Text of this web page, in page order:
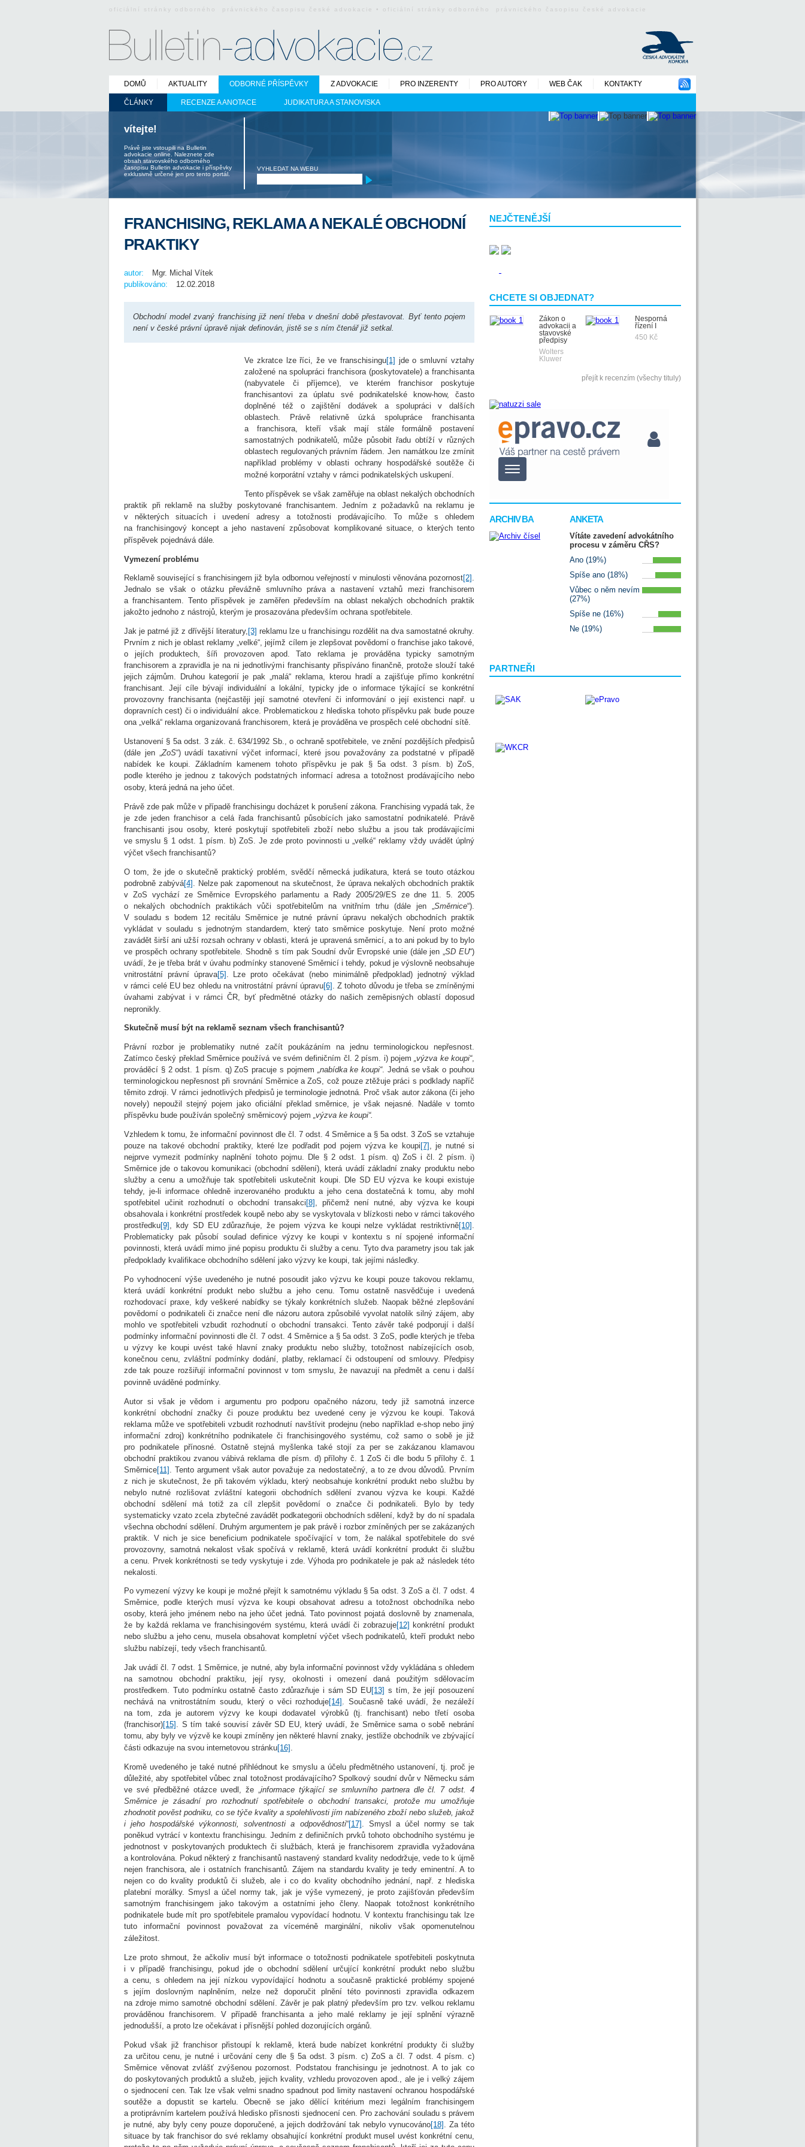
oficiální stránky odborného právnického časopisu české advokacie • oficiální stránky odborného právnického časopisu české advokacie
DOMŮ AKTUALITY ODBORNÉ PŘÍSPĚVKY
ČLÁNKY RECENZE A ANOTACE JUDIKATURA A STANOVISKA
Z ADVOKACIE PRO INZERENTY PRO AUTORY WEB ČAK KONTAKTY
vítejte!
Právě jste vstoupili na Bulletin
advokacie online. Naleznete zde
obsah stavovského odborného
časopisu Bulletin advokacie i příspěvky
exklusivně určené jen pro tento portál.
VYHLEDAT NA WEBU
NEJČTENĚJŠÍ
CHCETE SI OBJEDNAT?
Zákon o
advokacii a
stavovské
předpisy
Wolters
Kluwer
Nesporná
řízení I
450 Kč
přejít k recenzím (všechy tituly)
ARCHIV BA ANKETA
Vítáte zavedení advokátního
procesu v záměru CŘS?
Ano (19%)
Spíše ano (18%)
Vůbec o něm nevím
(27%)
Spíše ne (16%)
Ne (19%)
PARTNEŘI
FRANCHISING, REKLAMA A NEKALÉ OBCHODNÍ
PRAKTIKY
autor:
Mgr. Michal Vítek
publikováno:
12.02.2018
Obchodní model zvaný franchising již není třeba v dnešní době přestavovat. Byť tento pojem
není v české právní úpravě nijak definován, jistě se s ním čtenář již setkal.
Ve zkratce lze říci, že ve franschisingu[1] jde o smluvní vztahy
založené na spolupráci franchisora (poskytovatele) a franchisanta
(nabyvatele či příjemce), ve kterém franchisor poskytuje
franchisantovi za úplatu své podnikatelské know-how, často
doplněné též o zajištění dodávek a spolupráci v dalších
oblastech. Právě relativně úzká spolupráce franchisanta
a franchisora, kteří však mají stále formálně postavení
samostatných podnikatelů, může působit řadu obtíží v různých
oblastech regulovaných právním řádem. Jen namátkou lze zmínit
například problémy v oblasti ochrany hospodářské soutěže či
možné korporátní vztahy v rámci podnikatelských uskupení.
Tento příspěvek se však zaměřuje na oblast nekalých obchodních
praktik při reklamě na služby poskytované franchisantem. Jedním z požadavků na reklamu je
v některých situacích i uvedení adresy a totožnosti prodávajícího. To může s ohledem
na franchisingový koncept a jeho nastavení způsobovat komplikované situace, o kterých tento
příspěvek pojednává dále
Vymezení problému
Reklamě související s franchisingem již byla odbornou veřejností v minulosti věnována pozornost[2] .
Jednalo se však o otázku převážně smluvního práva a nastavení vztahů mezi franchisorem
a franchisantem. Tento příspěvek je zaměřen především na oblast nekalých obchodních praktik
jakožto jednoho z nástrojů, kterým je prosazována především ochrana spotřebitele.
Jak je patrné již z dřívější literatury, [3] reklamu lze u franchisingu rozdělit na dva samostatné okruhy.
Prvním z nich je oblast reklamy „velké“, jejímž cílem je zlepšovat povědomí o franchise jako takové,
o jejích produktech, šíři provozoven apod. Tato reklama je prováděna typicky samotným
franchisorem a zpravidla je na ni jednotlivými franchisanty přispíváno finančně, protože slouží také
jejich zájmům. Druhou kategorií je pak „malá“ reklama, kterou hradí a zajišťuje přímo konkrétní
franchisant. Její cíle bývají individuální a lokální, typicky jde o informace týkající se konkrétní
provozovny franchisanta (nejčastěji její samotné otevření či informování o její existenci např. u
dopravních cest) či o individuální akce. Problematickou z hlediska tohoto příspěvku pak bude pouze
ona „velká“ reklama organizovaná franchisorem, která je prováděna ve prospěch celé obchodní sítě.
Ustanovení § 5a odst. 3 zák. č. 634/1992 Sb., o ochraně spotřebitele, ve znění pozdějších předpisů
(dále jen „ ZoS“) uvádí taxativní výčet informací, které jsou považovány za podstatné v případě
nabídek ke koupi. Základním kamenem tohoto příspěvku je pak § 5a odst. 3 písm. b) ZoS,
podle kterého je jednou z takových podstatných informací adresa a totožnost prodávajícího nebo
osoby, která jedná na jeho účet.
Právě zde pak může v případě franchisingu docházet k porušení zákona. Franchising vypadá tak, že
je zde jeden franchisor a celá řada franchisantů působících jako samostatní podnikatelé. Právě
franchisanti jsou osoby, které poskytují spotřebiteli zboží nebo službu a jsou tak prodávajícími
ve smyslu § 1 odst. 1 písm. b) ZoS. Je zde proto povinnosti u „velké“ reklamy vždy uvádět úplný
výčet všech franchisantů?
O tom, že jde o skutečně praktický problém, svědčí německá judikatura, která se touto otázkou
podrobně zabývá[4] . Nelze pak zapomenout na skutečnost, že úprava nekalých obchodních praktik
v ZoS vychází ze Směrnice Evropského parlamentu a Rady 2005/29/ES ze dne 11. 5. 2005
o nekalých obchodních praktikách vůči spotřebitelům na vnitřním trhu (dále jen „ Směrnice“).
V souladu s bodem 12 recitálu Směrnice je nutné právní úpravu nekalých obchodních praktik
vykládat v souladu s jednotným standardem, který tato směrnice poskytuje. Není proto možné
zavádět širší ani užší rozsah ochrany v oblasti, která je upravená směrnicí, a to ani pokud by to bylo
ve prospěch ochrany spotřebitele. Shodně s tím pak Soudní dvůr Evropské unie (dále jen „SD EU“)
uvádí, že je třeba brát v úvahu podmínky stanovené Směrnicí i tehdy, pokud je výslovně neobsahuje
vnitrostátní právní úprava[5] . Lze proto očekávat (nebo minimálně předpoklad) jednotný výklad
v rámci celé EU bez ohledu na vnitrostátní právní úpravu[6] . Z tohoto důvodu je třeba se zmíněnými
úvahami zabývat i v rámci ČR, byť předmětné otázky do našich zeměpisných oblastí doposud
nepronikly.
Skutečně musí být na reklamě seznam všech franchisantů?
Právní rozbor je problematiky nutné začít poukázáním na jednu terminologickou nepřesnost.
Zatímco český překlad Směrnice používá ve svém definičním čl. 2 písm. i) pojem„výzva ke koupi“,
prováděcí § 2 odst. 1 písm. q) ZoS pracuje s pojmem „nabídka ke koupi“. Jedná se však o pouhou
terminologickou nepřesnost při srovnání Směrnice a ZoS, což pouze ztěžuje práci s podklady napříč
těmito zdroji. V rámci jednotlivých předpisů je terminologie jednotná. Proč však autor zákona (či jeho
novely) nepoužil stejný pojem jako oficiální překlad směrnice, je však nejasné. Nadále v tomto
příspěvku bude používán společný směrnicový pojem „výzva ke koupi“.
Vzhledem k tomu, že informační povinnost dle čl. 7 odst. 4 Směrnice a § 5a odst. 3 ZoS se vztahuje
pouze na takové obchodní praktiky, které lze podřadit pod pojem výzva ke koupi [7]
, je nutné si
nejprve vymezit podmínky naplnění tohoto pojmu. Dle § 2 odst. 1 písm. q) ZoS i čl. 2 písm. i)
Směrnice jde o takovou komunikaci (obchodní sdělení), která uvádí základní znaky produktu nebo
služby a cenu a umožňuje tak spotřebiteli uskutečnit koupi. Dle SD EU výzva ke koupi existuje
tehdy, je-li informace ohledně inzerovaného produktu a jeho cena dostatečná k tomu, aby mohl
spotřebitel učinit rozhodnutí o obchodní transakci [8]
, přičemž není nutné, aby výzva ke koupi
obsahovala i konkrétní prostředek koupě nebo aby se vyskytovala v blízkosti nebo v rámci takového
prostředku[9] , kdy SD EU zdůrazňuje, že pojem výzva ke koupi nelze vykládat restriktivně[10]
Problematicky pak působí soulad definice výzvy ke koupi v kontextu s ní spojené informační
povinnosti, která uvádí mimo jiné popisu produktu či služby a cenu. Tyto dva parametry jsou tak jak
předpoklady kvalifikace obchodního sdělení jako výzvy ke koupi, tak jejími následky.
Po vyhodnocení výše uvedeného je nutné posoudit jako výzvu ke koupi pouze takovou reklamu,
která uvádí konkrétní produkt nebo službu a jeho cenu. Tomu ostatně nasvědčuje i uvedená
rozhodovací praxe, kdy veškeré nabídky se týkaly konkrétních služeb. Naopak běžné zlepšování
povědomí o podnikateli či značce není dle názoru autora způsobilé vyvolat natolik silný zájem, aby
mohlo ve spotřebiteli vzbudit rozhodnutí o obchodní transakci. Tento závěr také podporují i další
podmínky informační povinnosti dle čl. 7 odst. 4 Směrnice a § 5a odst. 3 ZoS, podle kterých je třeba
u výzvy ke koupi uvést také hlavní znaky produktu nebo služby, totožnost nabízejících osob,
konečnou cenu, zvláštní podmínky dodání, platby, reklamací či odstoupení od smlouvy. Předpisy
zde tak pouze rozšiřují informační povinnost v tom smyslu, že navazují na předmět a cenu i další
povinně uváděné podmínky.
Autor si však je vědom i argumentu pro podporu opačného názoru, tedy již samotná inzerce
konkrétní obchodní značky či pouze produktu bez uvedené ceny je výzvou ke koupi. Taková
reklama může ve spotřebiteli vzbudit rozhodnutí navštívit prodejnu (nebo například e-shop nebo jiný
informační zdroj) konkrétního podnikatele či franchisingového systému, což samo o sobě je již
pro podnikatele přínosné. Ostatně stejná myšlenka také stojí za per se zakázanou klamavou
obchodní praktikou zvanou vábivá reklama dle písm. d) přílohy č. 1 ZoS či dle bodu 5 přílohy č. 1
Směrnice[11] . Tento argument však autor považuje za nedostatečný, a to ze dvou důvodů. Prvním
z nich je skutečnost, že při takovém výkladu, který neobsahuje konkrétní produkt nebo službu by
nebylo nutné rozlišovat zvláštní kategorii obchodních sdělení zvanou výzva ke koupi. Každé
obchodní sdělení má totiž za cíl zlepšit povědomí o značce či podnikateli. Bylo by tedy
systematicky vzato zcela zbytečné zavádět podkategorii obchodních sdělení, když by do ní spadala
všechna obchodní sdělení. Druhým argumentem je pak právě i rozbor zmíněných per se zakázaných
praktik. V nich je sice beneficium podnikatele spočívající v tom, že nalákal spotřebitele do své
provozovny, samotná nekalost však spočívá v reklamě, která uvádí konkrétní produkt či službu
a cenu. Prvek konkrétnosti se tedy vyskytuje i zde. Výhoda pro podnikatele je pak až následek této
nekalosti.
Po vymezení výzvy ke koupi je možné přejít k samotnému výkladu § 5a odst. 3 ZoS a čl. 7 odst. 4
Směrnice, podle kterých musí výzva ke koupi obsahovat adresu a totožnost obchodníka nebo
osoby, která jeho jménem nebo na jeho účet jedná. Tato povinnost pojatá doslovně by znamenala,
že by každá reklama ve franchisingovém systému, která uvádí či zobrazuje[12] konkrétní produkt
nebo službu a jeho cenu, musela obsahovat kompletní výčet všech podnikatelů, kteří produkt nebo
službu nabízejí, tedy všech franchisantů.
Jak uvádí čl. 7 odst. 1 Směrnice, je nutné, aby byla informační povinnost vždy vykládána s ohledem
na samotnou obchodní praktiku, její rysy, okolnosti i omezení daná použitým sdělovacím
prostředkem. Tuto podmínku ostatně často zdůrazňuje i sám SD EU[13] s tím, že její posouzení
nechává na vnitrostátním soudu, který o věci rozhoduje[14] . Současně také uvádí, že nezáleží
na tom, zda je autorem výzvy ke koupi dodavatel výrobků (tj. franchisant) nebo třetí osoba
(franchisor)[15] . S tím také souvisí závěr SD EU, který uvádí, že Směrnice sama o sobě nebrání
tomu, aby byly ve výzvě ke koupi zmíněny jen některé hlavní znaky, jestliže obchodník ve zbývající
části odkazuje na svou internetovou stránku[16] .
Kromě uvedeného je také nutné přihlédnout ke smyslu a účelu předmětného ustanovení, tj. proč je
důležité, aby spotřebitel vůbec znal totožnost prodávajícího? Spolkový soudní dvůr v Německu sám
ve své předběžné otázce uvedl, že „informace týkající se smluvního partnera dle čl. 7 odst. 4
Směrnice je zásadní pro rozhodnutí spotřebitele o obchodní transakci, protože mu umožňuje
zhodnotit pověst podniku, co se týče kvality a spolehlivosti jím nabízeného zboží nebo služeb, jakož
i jeho hospodářské výkonnosti, solventnosti a odpovědnosti“[17] . Smysl a účel normy se tak
poněkud vytrácí v kontextu franchisingu. Jedním z definičních prvků tohoto obchodního systému je
jednotnost v poskytovaných produktech či službách, která je franchisorem zpravidla vyžadována
a kontrolována. Pokud některý z franchisantů nastavený standard kvality nedodržuje, vede to k újmě
nejen franchisora, ale i ostatních franchisantů. Zájem na standardu kvality je tedy eminentní. A to
nejen co do kvality produktů či služeb, ale i co do kvality obchodního jednání, např. z hlediska
platební morálky. Smysl a účel normy tak, jak je výše vymezený, je proto zajišťován především
samotným franchisingem jako takovým a ostatními jeho členy. Naopak totožnost konkrétního
podnikatele bude mít pro spotřebitele pramalou vypovídací hodnotu. V kontextu franchisingu tak lze
tuto informační povinnost považovat za víceméně marginální, nikoliv však opomenutelnou
záležitost.
Lze proto shrnout, že ačkoliv musí být informace o totožnosti podnikatele spotřebiteli poskytnuta
i v případě franchisingu, pokud jde o obchodní sdělení určující konkrétní produkt nebo službu
a cenu, s ohledem na její nízkou vypovídající hodnotu a současně praktické problémy spojené
s jejím doslovným naplněním, nelze než doporučit plnění této povinnosti zpravidla odkazem
na zdroje mimo samotné obchodní sdělení. Závěr je pak platný především pro tzv. velkou reklamu
prováděnou franchisorem. V případě franchisanta a jeho malé reklamy je její splnění výrazně
jednodušší, a proto lze očekávat i přísnější pohled dozorujících orgánů.
Pokud však již franchisor přistoupí k reklamě, která bude nabízet konkrétní produkty či služby
za určitou cenu, je nutné i určování ceny dle § 5a odst. 3 písm. c) ZoS a čl. 7 odst. 4 písm. c)
Směrnice věnovat zvlášť zvýšenou pozornost. Podstatou franchisingu je jednotnost. A to jak co
do poskytovaných produktů a služeb, jejich kvality, vzhledu provozoven apod., ale je i velký zájem
o sjednocení cen. Tak lze však velmi snadno spadnout pod limity nastavení ochranou hospodářské
soutěže a dopustit se kartelu. Obecně se jako dělící kritérium mezi legálním franchisingem
a protiprávním kartelem používá hledisko přísnosti sjednocení cen. Pro zachování souladu s právem
je nutné, aby byly ceny pouze doporučené, a jejich dodržování tak nebylo vynucováno[18] . Za této
situace by tak franchisor do své reklamy obsahující konkrétní produkt musel uvést konkrétní cenu,